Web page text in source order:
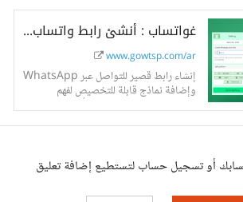
غواتساب : أنشئ رابط واتساب متقدم مجانا
www.gowtsp.com/ar
إنشاء رابط قصير للتواصل عبر WhatsApp
وإضافة نماذج قابلة للتخصيص لفهم
استفسارات المستخدم بشكل أفضل.
أو تسجيل حساب لتستطيع إضافة تعليق